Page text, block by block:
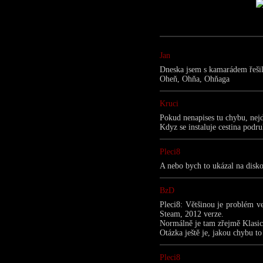
Jan
Dneska jsem s kamarádem
Oheň, Ohňa, Ohňaga
Kruci
Pokud nenapises tu chybu,
Kdyz se instaluje cestina
Pleci8
A nebo bych to ukázal na
BzD
Pleci8: Většinou je problém
Steam, 2012 verze.
Normálně je tam zřejmě
Otázka ještě je, jakou chybu
Pleci8